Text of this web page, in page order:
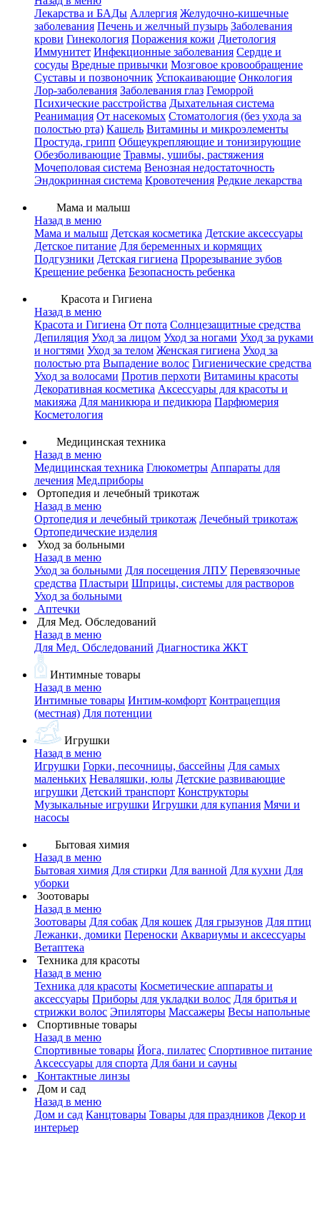
Лекарства и БАДы Аллергия Желудочно-кишечные
заболевания Печень и желчный пузырь Заболевания
крови Гинекология Поражения кожи Диетология
Иммунитет Инфекционные заболевания Сердце и
сосуды Вредные привычки Мозговое кровообращение
Суставы и позвоночник Успокаивающие Онкология
Лор-заболевания Заболевания глаз Геморрой
Психические расстройства Дыхательная система
Реанимация От насекомых Стоматология (без ухода за
полостью рта) Кашель Витамины и микроэлементы
Простуда, грипп Общеукрепляющие и тонизирующие
Обезболивающие Травмы, ушибы, растяжения
Мочеполовая система Венозная недостаточность
Эндокринная система Кровотечения Редкие лекарства
Мама и малыш
Назад в меню
Мама и малыш Детская косметика Детские аксессуары
Детское питание Для беременных и кормящих
Подгузники Детская гигиена Прорезывание зубов
Крещение ребенка Безопасность ребенка
Красота и Гигиена
Назад в меню
Красота и Гигиена От пота Солнцезащитные средства
Депиляция Уход за лицом Уход за ногами Уход за руками
и ногтями Уход за телом Женская гигиена Уход за
полостью рта Выпадение волос Гигиенические средства
Уход за волосами Против перхоти Витамины красоты
Декоративная косметика Аксессуары для красоты и
макияжа Для маникюра и педикюра Парфюмерия
Косметология
Медицинская техника
Назад в меню
Медицинская техника Глюкометры Аппараты для
лечения Мед.приборы
Ортопедия и лечебный трикотаж
Назад в меню
Ортопедия и лечебный трикотаж Лечебный трикотаж
Ортопедические изделия
Уход за больными
Назад в меню
Уход за больными Для посещения ЛПУ Перевязочные
средства Пластыри Шприцы, системы для растворов
Уход за больными
Аптечки
Для Мед. Обследований
Назад в меню
Для Мед. Обследований Диагностика ЖКТ
Интимные товары
Назад в меню
Интимные товары Интим-комфорт Контрацепция
(местная) Для потенции
Игрушки
Назад в меню
Игрушки Горки, песочницы, бассейны Для самых
маленьких Неваляшки, юлы Детские развивающие
игрушки Детский транспорт Конструкторы
Музыкальные игрушки Игрушки для купания Мячи и
насосы
Бытовая химия
Назад в меню
Бытовая химия Для стирки Для ванной Для кухни Для
уборки
Зоотовары
Назад в меню
Зоотовары Для собак Для кошек Для грызунов Для птиц
Лежанки, домики Переноски Аквариумы и аксессуары
Ветаптека
Техника для красоты
Назад в меню
Техника для красоты Косметические аппараты и
аксессуары Приборы для укладки волос Для бритья и
стрижки волос Эпиляторы Массажеры Весы напольные
Спортивные товары
Назад в меню
Спортивные товары Йога, пилатес Спортивное питание
Аксессуары для спорта Для бани и сауны
Контактные линзы
Дом и сад
Назад в меню
Дом и сад Канцтовары Товары для праздников Декор и
интерьер